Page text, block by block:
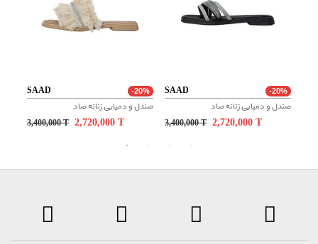
مدت ۲۴ ساعت از زمان سفارش و تعویض و مرجوع تا ۲۴ ساعت پس از
دریافت محصول، امکان پذیر است. ارسال این محصول به صورت جداگانه و
SAAD -20%
صندل و دمپایی زنانه صاد
3,400,000T 2,720,000 T
SAAD -20%
صندل و دمپایی زنانه صاد
3,400,000T 2,720,000 T